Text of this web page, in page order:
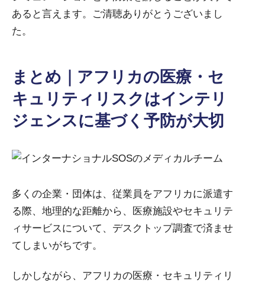
あると言えます。ご清聴ありがとうございまし
た。
まとめ｜アフリカの医療・セ
キュリティリスクはインテリ
ジェンスに基づく予防が大切
多くの企業・団体は、従業員をアフリカに派遣す
る際、地理的な距離から、医療施設やセキュリテ
ィサービスについて、デスクトップ調査で済ませ
てしまいがちです。
しかしながら、アフリカの医療・セキュリティリ